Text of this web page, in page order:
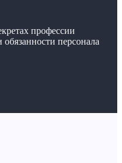
профессии
персонала